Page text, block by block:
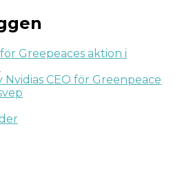
Greepeaces aktion i
CEO för Greenpeace